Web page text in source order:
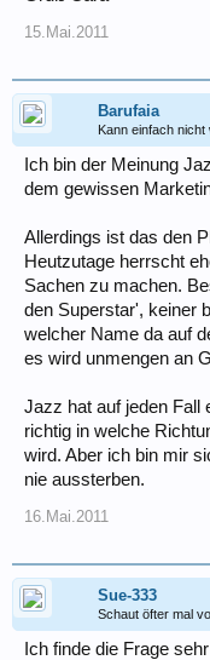
15.Mai.2011
Barufaia
Kann einfach nicht
Ich bin der Meinung
dem gewissen
Allerdings ist das den
Heutzutage herrscht
Sachen zu machen.
den Superstar', keiner
welcher Name da auf
es wird unmengen an
Jazz hat auf jeden Fall
richtig in welche
wird. Aber ich bin mir
nie aussterben.
16.Mai.2011
Sue-333
Schaut öfter mal
Ich finde die Frage